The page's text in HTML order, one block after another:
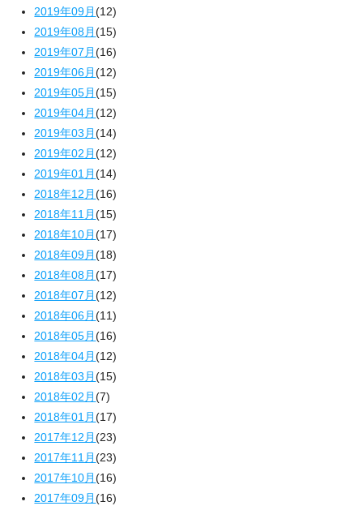
2019年09月(12)
2019年08月(15)
2019年07月(16)
2019年06月(12)
2019年05月(15)
2019年04月(12)
2019年03月(14)
2019年02月(12)
2019年01月(14)
2018年12月(16)
2018年11月(15)
2018年10月(17)
2018年09月(18)
2018年08月(17)
2018年07月(12)
2018年06月(11)
2018年05月(16)
2018年04月(12)
2018年03月(15)
2018年02月(7)
2018年01月(17)
2017年12月(23)
2017年11月(23)
2017年10月(16)
2017年09月(16)